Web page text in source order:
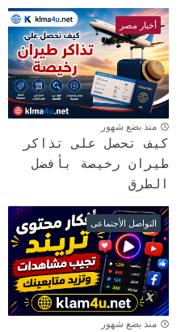
أخبار مصر
منذ بضع شهور
كيف تحصل على تذاكر
طيران رخيصة بأفضل
الطرق
التواصل الأجتماعى
منذ بضع شهور